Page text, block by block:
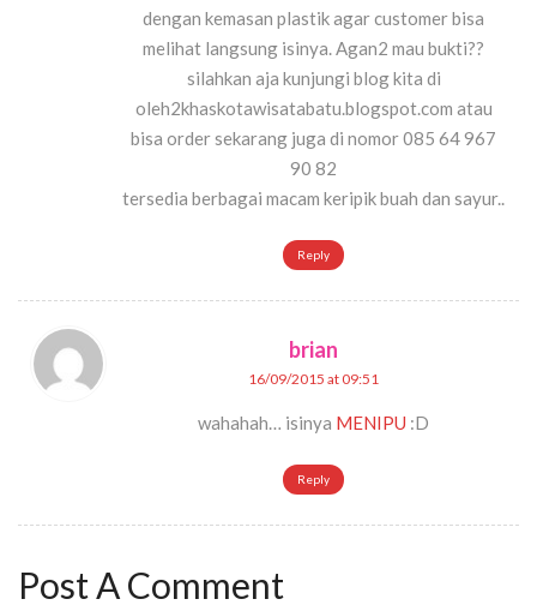
dengan kemasan plastik agar customer bisa
melihat langsung isinya. Agan2 mau bukti??
silahkan aja kunjungi blog kita di
oleh2khaskotawisatabatu.blogspot.com atau
bisa order sekarang juga di nomor 085 64 967
90 82
tersedia berbagai macam keripik buah dan sayur..
Reply
brian
16/09/2015 at 09:51
wahahah… isinya MENIPU :D
Reply
Post A Comment